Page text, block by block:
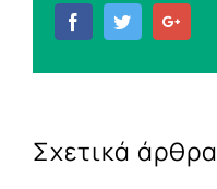
FacebookTwitter
Σχετικά άρθρα